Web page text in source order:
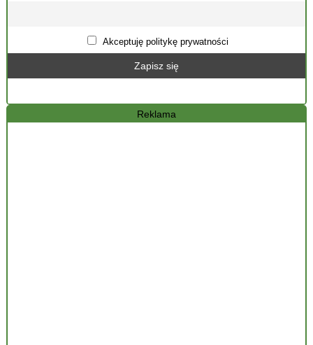
Akceptuję politykę prywatności
Reklama